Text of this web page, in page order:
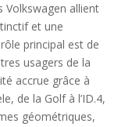
Volkswagen allient
et une
principal est de
usagers de la
accrue grâce à
de la Golf à l’ID.4,
géométriques,